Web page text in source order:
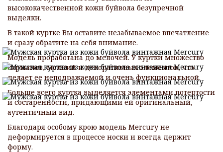
высококачественной кожи буйвола безупречной
выделки.
В такой куртке Вы оставите незабываемое впечатление
и сразу обратите на себя внимание.
Модель проработана до мелочей. У куртки множество
карманов, молний и декоративных элементов, что
делает ее неподражаемой и очень функциональной.
Больше всего куртка выделяется элементами потертости
и состаренности, придающими ей оригинальный,
аутентичный вид.
Благодаря особому крою модель Mercury не
деформируется в процессе носки и всегда держит
форму.